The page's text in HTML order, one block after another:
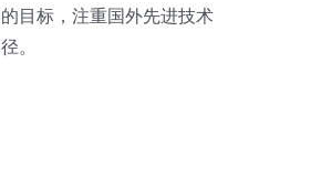
目标，注重国外先进技术
。